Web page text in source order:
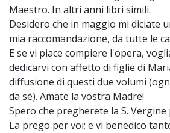
Maestro. In altri anni libri simili.
Desidero che in maggio mi diciate
mia raccomandazione, da tutte le
E se vi piace compiere l'opera,
dedicarvi con affetto di figlie di
diffusione di questi due volumi
da sé). Amate la vostra Madre!
Spero che pregherete la S. Vergine
La prego per voi; e vi benedico